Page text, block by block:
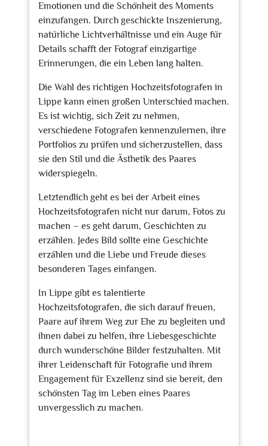
Emotionen und die Schönheit des Moments
einzufangen. Durch geschickte Inszenierung,
natürliche Lichtverhältnisse und ein Auge für
Details schafft der Fotograf einzigartige
Erinnerungen, die ein Leben lang halten.
Die Wahl des richtigen Hochzeitsfotografen in
Lippe kann einen großen Unterschied machen.
Es ist wichtig, sich Zeit zu nehmen,
verschiedene Fotografen kennenzulernen, ihre
Portfolios zu prüfen und sicherzustellen, dass
sie den Stil und die Ästhetik des Paares
widerspiegeln.
Letztendlich geht es bei der Arbeit eines
Hochzeitsfotografen nicht nur darum, Fotos zu
machen – es geht darum, Geschichten zu
erzählen. Jedes Bild sollte eine Geschichte
erzählen und die Liebe und Freude dieses
besonderen Tages einfangen.
In Lippe gibt es talentierte
Hochzeitsfotografen, die sich darauf freuen,
Paare auf ihrem Weg zur Ehe zu begleiten und
ihnen dabei zu helfen, ihre Liebesgeschichte
durch wunderschöne Bilder festzuhalten. Mit
ihrer Leidenschaft für Fotografie und ihrem
Engagement für Exzellenz sind sie bereit, den
schönsten Tag im Leben eines Paares
unvergesslich zu machen.